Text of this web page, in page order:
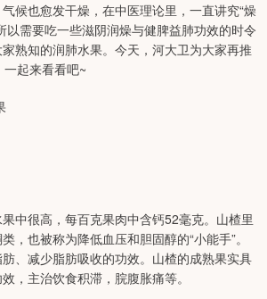
候也愈发干燥，在中医理论里，一直讲究“燥
以需要吃一些滋阴润燥与健脾益肺功效的时令
熟知的润肺水果。今天，河大卫为大家再推
起来看看吧~
中很高，每百克果肉中含钙52毫克。山楂里
，也被称为降低血压和胆固醇的“小能手”。
、减少脂肪吸收的功效。山楂的成熟果实具
，主治饮食积滞，脘腹胀痛等。